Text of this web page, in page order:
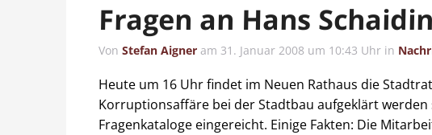
Fragen an Hans
Von Stefan Aigner am 31. Januar 2008 um 10:43 Uhr in
Heute um 16 Uhr findet im Neuen Rathaus die
Korruptionsaffäre bei der Stadtbau aufgeklärt werden
Fragenkataloge eingereicht. Einige Fakten: Die